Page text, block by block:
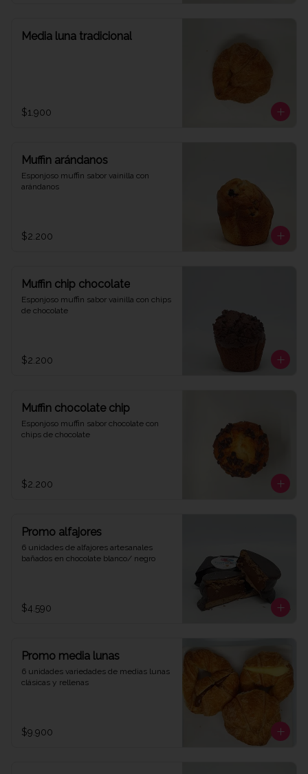
Media luna tradicional
$1.900
Muffin arándanos
Esponjoso muffin sabor vainilla con
arándanos
$2.200
Muffin chip chocolate
Esponjoso muffin sabor vainilla con chips
de chocolate
$2.200
Muffin chocolate chip
Esponjoso muffin sabor chocolate con
chips de chocolate
$2.200
Promo alfajores
6 unidades de alfajores artesanales
bañados en chocolate blanco/ negro
$4.590
Promo media lunas
6 unidades variedades de medias lunas
clásicas y rellenas
$9.900